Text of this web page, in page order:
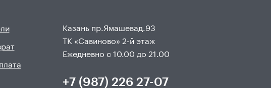
Казань пр.Ямашевад.93
ТК «Савиново» 2-й этаж
Ежедневно с 10.00 до 21.00
+7 (987) 226 27-07